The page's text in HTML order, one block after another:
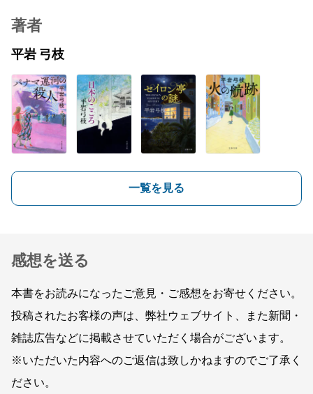
著者
平岩 弓枝
一覧を見る
感想を送る
本書をお読みになったご意見・ご感想をお寄せください。
投稿されたお客様の声は、弊社ウェブサイト、また新聞・
雑誌広告などに掲載させていただく場合がございます。
※いただいた内容へのご返信は致しかねますのでご了承く
ださい。